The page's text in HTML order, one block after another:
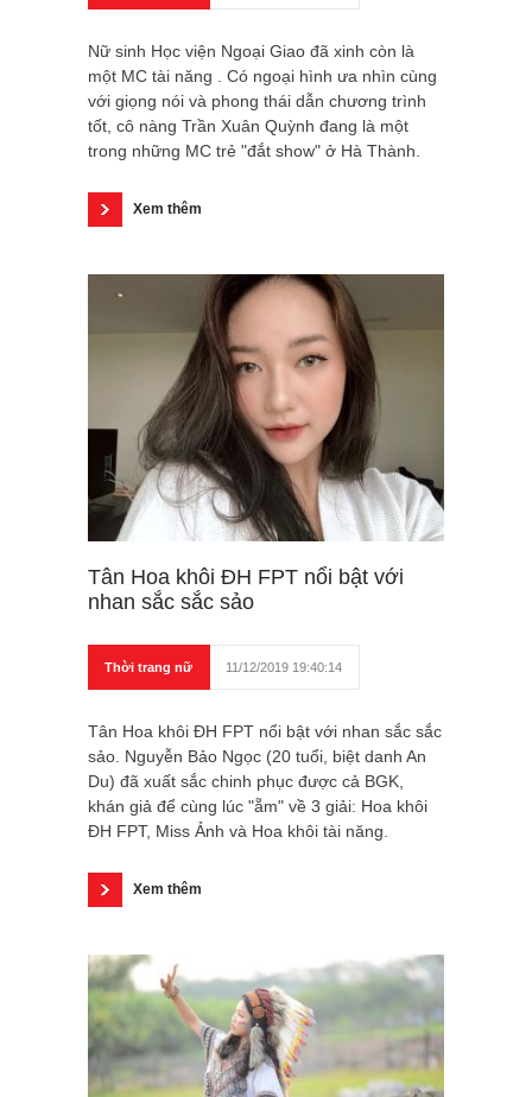
Nữ sinh Học viện Ngoại Giao đã xinh còn là
một MC tài năng . Có ngoại hình ưa nhìn cùng
với giọng nói và phong thái dẫn chương trình
tốt, cô nàng Trần Xuân Quỳnh đang là một
trong những MC trẻ "đắt show" ở Hà Thành.
Xem thêm
Tân Hoa khôi ĐH FPT nổi bật với
nhan sắc sắc sảo
Thời trang nữ 11/12/2019 19:40:14
Tân Hoa khôi ĐH FPT nổi bật với nhan sắc sắc
sảo. Nguyễn Bảo Ngọc (20 tuổi, biệt danh An
Du) đã xuất sắc chinh phục được cả BGK,
khán giả để cùng lúc "ẵm" về 3 giải: Hoa khôi
ĐH FPT, Miss Ảnh và Hoa khôi tài năng.
Xem thêm